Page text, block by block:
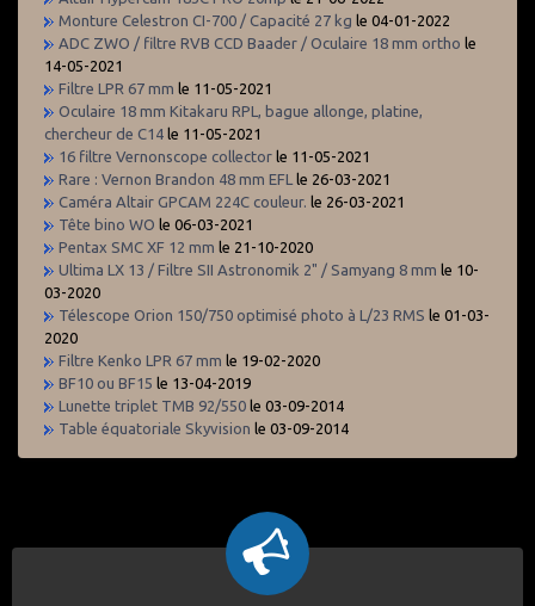
Monture Celestron CI-700 / Capacité 27 kg le 04-01-2022
ADC ZWO / filtre RVB CCD Baader / Oculaire 18 mm ortho le
14-05-2021
Filtre LPR 67 mm le 11-05-2021
Oculaire 18 mm Kitakaru RPL, bague allonge, platine,
chercheur de C14 le 11-05-2021
16 filtre Vernonscope collector le 11-05-2021
Rare : Vernon Brandon 48 mm EFL le 26-03-2021
Caméra Altair GPCAM 224C couleur. le 26-03-2021
Tête bino WO le 06-03-2021
Pentax SMC XF 12 mm le 21-10-2020
Ultima LX 13 / Filtre SII Astronomik 2" / Samyang 8 mm le 10-
03-2020
Télescope Orion 150/750 optimisé photo à L/23 RMS le 01-03-
2020
Filtre Kenko LPR 67 mm le 19-02-2020
BF10 ou BF15 le 13-04-2019
Lunette triplet TMB 92/550 le 03-09-2014
Table équatoriale Skyvision le 03-09-2014